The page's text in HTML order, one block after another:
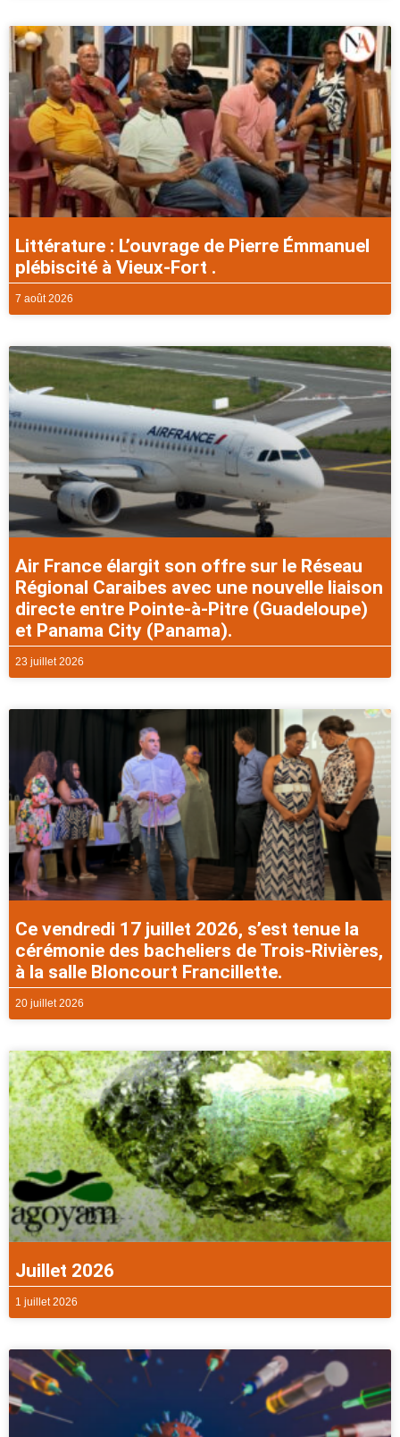
Littérature : L’ouvrage de Pierre Émmanuel
plébiscité à Vieux-Fort .
7 août 2026
Air France élargit son offre sur le Réseau
Régional Caraibes avec une nouvelle liaison
directe entre Pointe-à-Pitre (Guadeloupe)
et Panama City (Panama).
23 juillet 2026
Ce vendredi 17 juillet 2026, s’est tenue la
cérémonie des bacheliers de Trois-Rivières,
à la salle Bloncourt Francillette.
20 juillet 2026
Juillet 2026
1 juillet 2026